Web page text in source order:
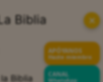
Biblia
Biblia
✕
APÓYANOS
Hazte miembro
CANAL
WhatsApp